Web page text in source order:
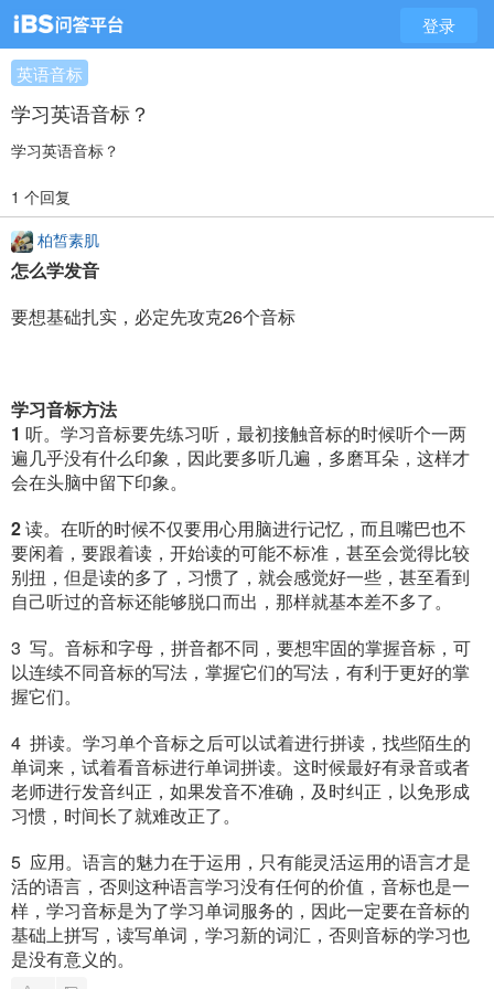
登录
英语音标
学习英语音标？
学习英语音标？
1 个回复
柏皙素肌
怎么学发音
要想基础扎实，必定先攻克26个音标
学习音标方法
1 听。学习音标要先练习听，最初接触音标的时候听个一两
遍几乎没有什么印象，因此要多听几遍，多磨耳朵，这样才
会在头脑中留下印象。
2读。在听的时候不仅要用心用脑进行记忆，而且嘴巴也不
要闲着，要跟着读，开始读的可能不标准，甚至会觉得比较
别扭，但是读的多了，习惯了，就会感觉好一些，甚至看到
自己听过的音标还能够脱口而出，那样就基本差不多了。
3 写。音标和字母，拼音都不同，要想牢固的掌握音标，可
以连续不同音标的写法，掌握它们的写法，有利于更好的掌
握它们。
4 拼读。学习单个音标之后可以试着进行拼读，找些陌生的
单词来，试着看音标进行单词拼读。这时候最好有录音或者
老师进行发音纠正，如果发音不准确，及时纠正，以免形成
习惯，时间长了就难改正了。
5 应用。语言的魅力在于运用，只有能灵活运用的语言才是
活的语言，否则这种语言学习没有任何的价值，音标也是一
样，学习音标是为了学习单词服务的，因此一定要在音标的
基础上拼写，读写单词，学习新的词汇，否则音标的学习也
是没有意义的。